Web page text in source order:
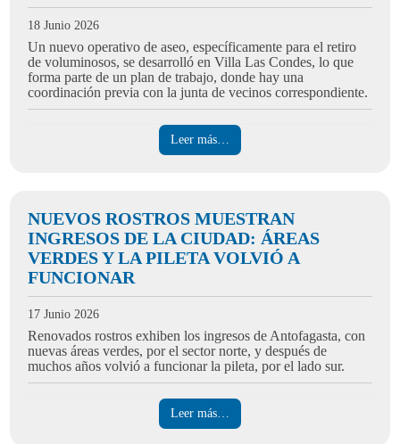
18 Junio 2026
Un nuevo operativo de aseo, específicamente para el retiro
de voluminosos, se desarrolló en Villa Las Condes, lo que
forma parte de un plan de trabajo, donde hay una
coordinación previa con la junta de vecinos correspondiente.
Leer más…
NUEVOS ROSTROS MUESTRAN
INGRESOS DE LA CIUDAD: ÁREAS
VERDES Y LA PILETA VOLVIÓ A
FUNCIONAR
17 Junio 2026
Renovados rostros exhiben los ingresos de Antofagasta, con
nuevas áreas verdes, por el sector norte, y después de
muchos años volvió a funcionar la pileta, por el lado sur.
Leer más…